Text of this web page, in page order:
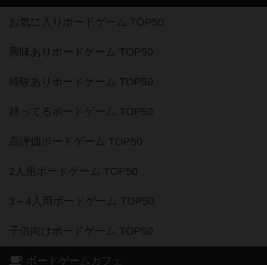
お気に入りボードゲーム TOP50
興味ありボードゲーム TOP50
経験ありボードゲーム TOP50
持ってるボードゲーム TOP50
高評価ボードゲーム TOP50
2人用ボードゲーム TOP50
3～4人用ボードゲーム TOP50
子供向けボードゲーム TOP50
ボードゲームカフェ